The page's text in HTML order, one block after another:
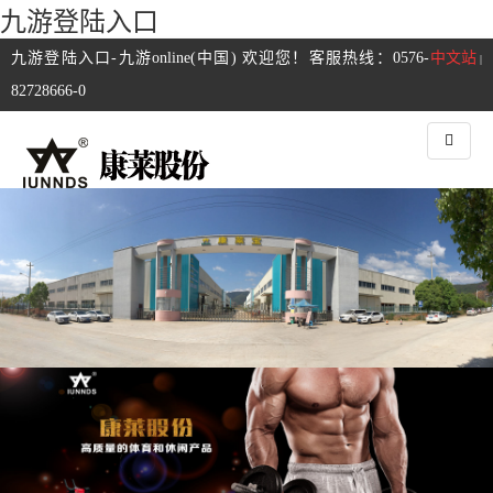
九游登陆入口
中文站 |
九游登陆入口-九游online(中国) 欢迎您！客服热线：0576-
82728666-0